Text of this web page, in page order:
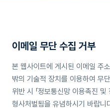
이메일 무단 수집 거부
본 웹사이트에 게시된 이메일 주
밖의 기술적 장치를 이용하여 무
위반 시 「정보통신망 이용촉진
형사처벌됨을 유념하시기 바랍니